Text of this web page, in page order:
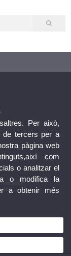
Per això,
de tercers per a
pàgina web
com
o analitzar el
o modifica la
a obtenir més